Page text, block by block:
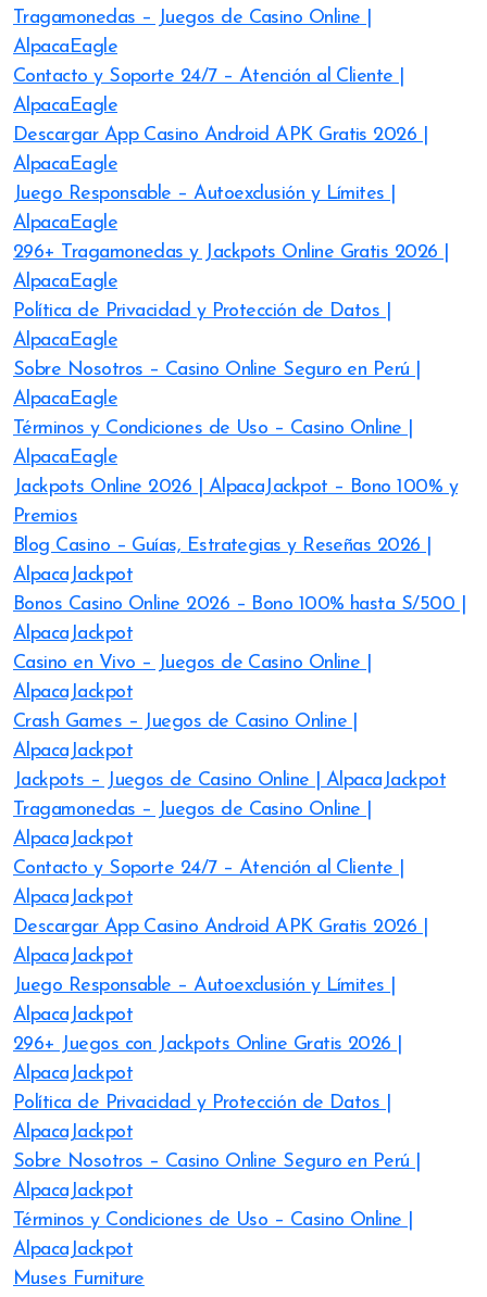
Tragamonedas – Juegos de Casino Online |
AlpacaEagle
Contacto y Soporte 24/7 – Atención al Cliente |
AlpacaEagle
Descargar App Casino Android APK Gratis 2026 |
AlpacaEagle
Juego Responsable – Autoexclusión y Límites |
AlpacaEagle
296+ Tragamonedas y Jackpots Online Gratis 2026 |
AlpacaEagle
Política de Privacidad y Protección de Datos |
AlpacaEagle
Sobre Nosotros – Casino Online Seguro en Perú |
AlpacaEagle
Términos y Condiciones de Uso – Casino Online |
AlpacaEagle
Jackpots Online 2026 | AlpacaJackpot – Bono 100% y
Premios
Blog Casino – Guías, Estrategias y Reseñas 2026 |
AlpacaJackpot
Bonos Casino Online 2026 – Bono 100% hasta S/500 |
AlpacaJackpot
Casino en Vivo – Juegos de Casino Online |
AlpacaJackpot
Crash Games – Juegos de Casino Online |
AlpacaJackpot
Jackpots – Juegos de Casino Online | AlpacaJackpot
Tragamonedas – Juegos de Casino Online |
AlpacaJackpot
Contacto y Soporte 24/7 – Atención al Cliente |
AlpacaJackpot
Descargar App Casino Android APK Gratis 2026 |
AlpacaJackpot
Juego Responsable – Autoexclusión y Límites |
AlpacaJackpot
296+ Juegos con Jackpots Online Gratis 2026 |
AlpacaJackpot
Política de Privacidad y Protección de Datos |
AlpacaJackpot
Sobre Nosotros – Casino Online Seguro en Perú |
AlpacaJackpot
Términos y Condiciones de Uso – Casino Online |
AlpacaJackpot
Muses Furniture